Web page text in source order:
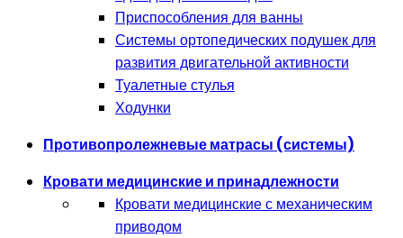
Приспособления для ванны
Системы ортопедических подушек для
развития двигательной активности
Туалетные стулья
Ходунки
Противопролежневые матрасы (системы)
Кровати медицинские и принадлежности
Кровати медицинские с механическим
приводом